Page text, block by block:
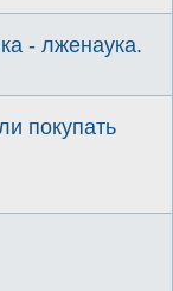
- лженаука.
покупать